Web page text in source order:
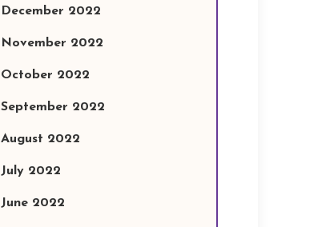
December 2022
November 2022
October 2022
September 2022
August 2022
July 2022
June 2022